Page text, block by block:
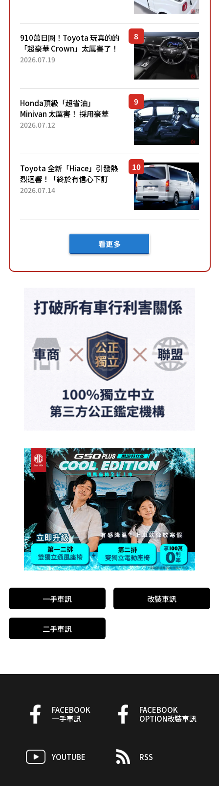
了！...
910萬日圓！Toyota 玩真的的
「超豪華 Crown」太厲害了！
採用由「匠人技藝」打造的
2026.07.19
Honda頂級「超省油」
Minivan 太厲害！ 採用豪華
「真皮座椅」與專屬「黑色內
「三...
2026.07.12
Toyota 全新「Hiace」引發熱
烈迴響！「終於有信心下訂
了！」「哪個等級交車最
車？...
2026.07.14
看更多
一手車訊 改裝車訊
二手車訊
FACEBOOK
一手車訊
FACEBOOK
OPTION改裝車訊
YOUTUBE RSS